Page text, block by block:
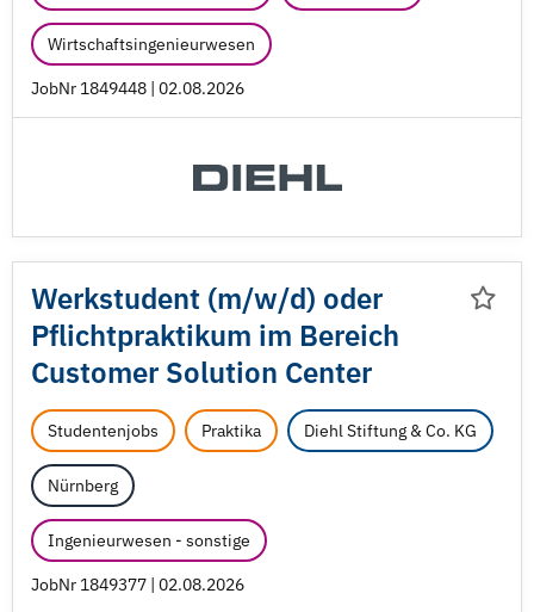
Wirtschaftsingenieurwesen
JobNr 1849448 | 02.08.2026
Werkstudent (m/w/d) oder
Pflichtpraktikum im Bereich
Customer Solution Center
Studentenjobs Praktika Diehl Stiftung & Co. KG
Nürnberg
Ingenieurwesen - sonstige
JobNr 1849377 | 02.08.2026